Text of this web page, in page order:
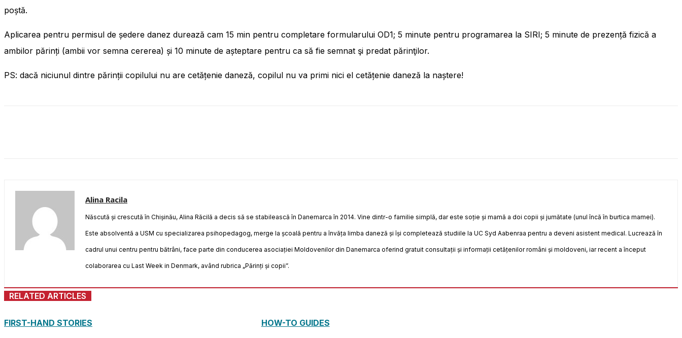
poștă.
Aplicarea pentru permisul de ședere danez durează cam 15 min pentru completare formularului OD1; 5 minute pentru programarea la SIRI; 5 minute de prezență fizică a
ambilor părinți (ambii vor semna cererea) și 10 minute de așteptare pentru ca să fie semnat şi predat părinţilor.
PS: dacă niciunul dintre părinții copilului nu are cetățenie daneză, copilul nu va primi nici el cetățenie daneză la naștere!
Alina Racila
Născută și crescută în Chișinău, Alina Răcilă a decis să se stabilească în Danemarca în 2014. Vine dintr-o familie simplă, dar este soție și mamă a doi copii și jumătate (unul încă în burtica mamei).
Este absolventă a USM cu specializarea psihopedagog, merge la școală pentru a învăța limba daneză și își completează studiile la UC Syd Aabenraa pentru a deveni asistent medical. Lucrează în
cadrul unui centru pentru bătrâni, face parte din conducerea asociației Moldovenilor din Danemarca oferind gratuit consultații și informații cetățenilor români și moldoveni, iar recent a început
colaborarea cu Last Week in Denmark, având rubrica „Părinți și copii”.
RELATED ARTICLES
FIRST-HAND STORIES HOW-TO GUIDES